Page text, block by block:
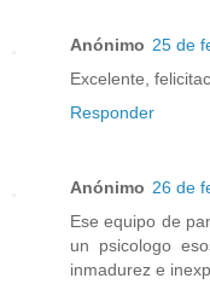
Anónimo 25 de
Excelente,
Responder
Anónimo 26 de
Ese equipo de
un psicologo
inmadurez e